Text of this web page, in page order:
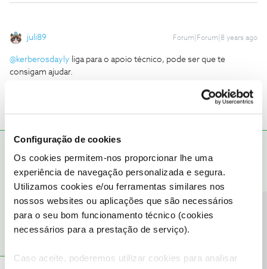
Configuração de cookies
Os cookies permitem-nos proporcionar lhe uma
experiência de navegação personalizada e segura.
Utilizamos cookies e/ou ferramentas similares nos
nossos websites ou aplicações que são necessários
para o seu bom funcionamento técnico (cookies
necessários para a prestação de serviço).
Caso aceite, poderemos utilizar cookies para analisar
juli89 Forum|Forum|8 years ago
@kerberosdayly liga para o apoio técnico, pode ser que te
consigam ajudar.
Então ajustas o IP Fixo na maquina, e ajustas o tempo de lease
para um numero elevado.
Definir diretamente no router, nao estou a ver 😕